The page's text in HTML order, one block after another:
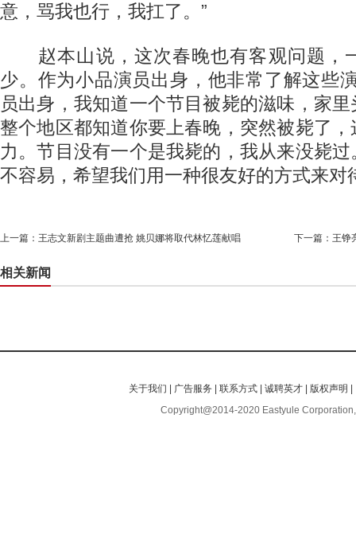
意，骂我也行，我扛了。”
赵本山说，这次春晚也有客观问题，
少。作为小品演员出身，他非常了解这些
员出身，我知道一个节目被毙的滋味，家
整个地区都知道你要上春晚，突然被毙了
力。节目没有一个是我毙的，我从来没毙
不容易，希望我们用一种很友好的方式来对
上一篇： 王志文新剧主题曲遭抢 姚贝娜将取代林忆莲献唱 下一篇： 王铮
相关新闻
关于我们 广告服务 |联系方式 |诚聘英才 版权声明
Copyright@2014-2020 Eastyule